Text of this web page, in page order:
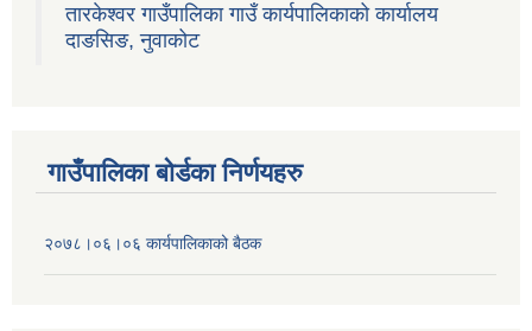
तारकेश्वर गाउँपालिका गाउँ कार्यपालिकाको कार्यालय
दाङसिङ, नुवाकोट
गाउँपालिका बोर्डका निर्णयहरु
२०७८।०६।०६ कार्यपालिकाको बैठक